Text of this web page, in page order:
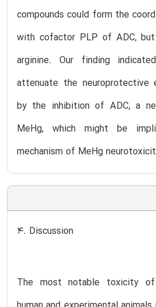
compounds could form the
with cofactor PLP of ADC,
arginine. Our finding
attenuate the
by the inhibition of ADC, a
MeHg, which might be
mechanism of MeHg
4. Discussion
The most notable toxicity